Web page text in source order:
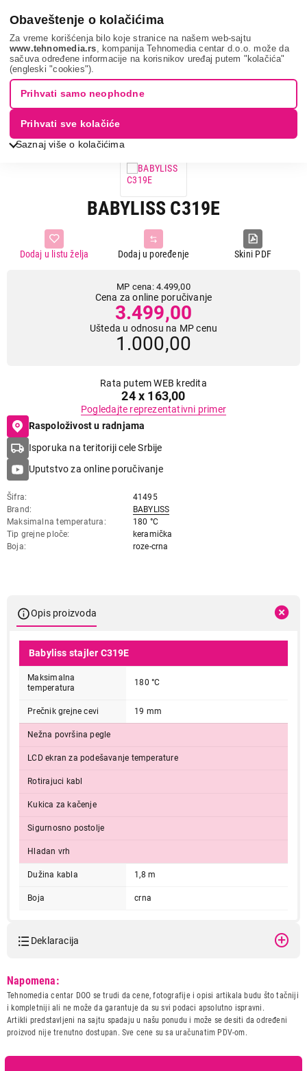
Obaveštenje o kolačićima
Za vreme korišćenja bilo koje stranice na našem web-sajtu
www.tehnomedia.rs , kompanija Tehnomedia centar d.o.o. može da
sačuva određene informacije na korisnikov uređaj putem "kolačića"
(engleski "cookies").
Saznaj više o kolačićima
Prihvati samo neophodne
Prihvati sve kolačiće
Nega tela, lepota i zdravlje Ženska nega
Uvijači za kosu
Babyliss c319e...
22% UŠTEDA.
BABYLISS C319E
Skini PDF
Dodaj u poređenje
Dodaj u listu želja
MP cena: 4.499,00
Cena za online poručivanje
3.499,00
Ušteda u odnosu na MP cenu
1.000,00
Rata putem WEB kredita
24 x 163,00
Pogledajte reprezentativni primer
Raspoloživost u radnjama
Isporuka na teritoriji cele Srbije
Uputstvo za online poručivanje
Šifra
41495
Brand
BABYLISS
Maksimalna temperatura
180 °C
Tip grejne ploče
keramička
Boja
roze-crna
Opis proizvoda
Babyliss stajler C319E
Maksimalna
temperatura
180 °C
Prečnik grejne cevi 19 mm
Nežna površina pegle
LCD ekran za podešavanje temperature
Rotirajuci kabl
Kukica za kačenje
Sigurnosno postolje
Hladan vrh
Dužina kabla 1,8 m
Boja crna
Deklaracija
Naziv i vrsta robe:
FIGARO
Uvoznik:
REFOTB
Zemlja porekla:
Kina
kupaca po osnovu zakona o
Napomena:
Tehnomedia centar DOO se trudi da cene, fotografije i opisi artikala budu što tačniji
i kompletniji ali ne može da garantuje da su svi podaci apsolutno ispravni.
Artikli predstavljeni na sajtu spadaju u našu ponudu i može se desiti da određeni
proizvod nije trenutno dostupan. Sve cene su sa uračunatim PDV-om.
3.499,00